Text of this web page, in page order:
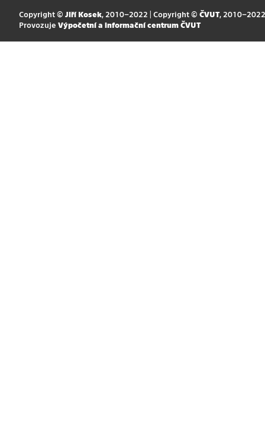
Copyright © Jiří Kosek, 2010–2022 | Copyright © ČVUT, 2010–2022
Provozuje Výpočetní a informační centrum ČVUT